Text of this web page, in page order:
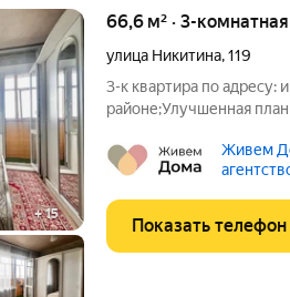
+15
66,6 м² · 3-
улица Никитина,119
3-к квартира по адресу:
районе;Улучшенная
метровКвартира в
Живем
Показать телефон